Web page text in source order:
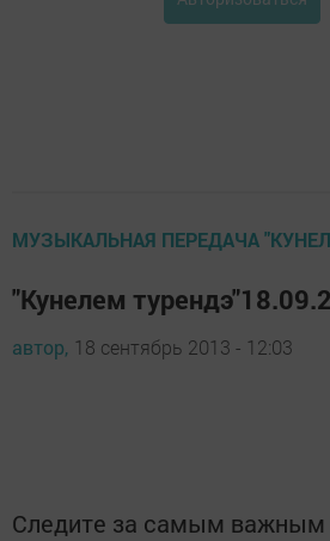
МУЗЫКАЛЬНАЯ ПЕРЕДАЧА
"Кунелем
автор, 18 сентябрь 2013 - 12:03
Следите за самым важным